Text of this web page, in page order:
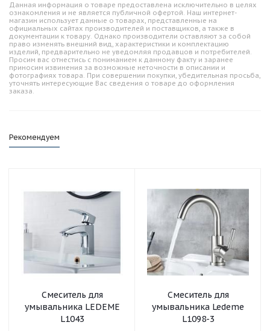
Данная информация о товаре предоставлена исключительно в целях
ознакомления и не является публичной офертой. Наш интернет-
магазин использует данные о товарах, представленные на
официальных сайтах производителей и поставщиков, а также в
документации к товару. Однако производители оставляют за собой
право изменять внешний вид, характеристики и комплектацию
изделий, предварительно не уведомляя продавцов и потребителей.
Просим вас отнестись с пониманием к данному факту и заранее
приносим извинения за возможные неточности в описании и
фотографиях товара. При совершении покупки, убедительная просьба,
уточнять интересующие Вас сведения о товаре до оформления
заказа.
Рекомендуем
Смеситель для
умывальника LEDEME
L1043
Смеситель для
умывальника Ledeme
L1098-3